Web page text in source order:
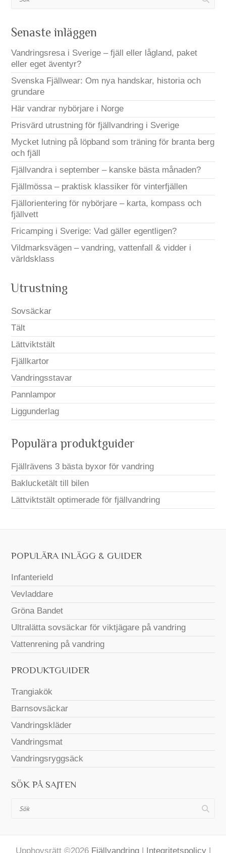
Senaste inläggen
Vandringsresa i Sverige – fjäll eller lågland, paket
eller eget äventyr?
Svenska Fjällwear: Om nya handskar, historia och
grundare
Här vandrar nybörjare i Norge
Prisvärd utrustning för fjällvandring i Sverige
Mycket lutning på löpband som träning för branta berg
och fjäll
Fjällvandra i september – kanske bästa månaden?
Fjällmössa – praktisk klassiker för vinterfjällen
Fjällorientering för nybörjare – karta, kompass och
fjällvett
Fricamping i Sverige: Vad gäller egentligen?
Vildmarksvägen – vandring, vattenfall & vidder i
världsklass
Utrustning
Sovsäckar
Tält
Lättviktstält
Fjällkartor
Vandringsstavar
Pannlampor
Liggunderlag
Populära produktguider
Fjällrävens 3 bästa byxor för vandring
Baklucketält till bilen
Lättviktstält optimerade för fjällvandring
POPULÄRA INLÄGG & GUIDER
Infanterield
Vevladdare
Gröna Bandet
Ultralätta sovsäckar för viktjägare på vandring
Vattenrening på vandring
PRODUKTGUIDER
Trangiakök
Barnsovsäckar
Vandringskläder
Vandringsmat
Vandringsryggsäck
SÖK PÅ SAJTEN
Sök
Upphovsrätt ©2026 Fjällvandring| Integritetspolicy|